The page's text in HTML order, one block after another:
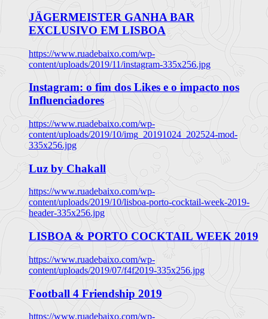
JÄGERMEISTER GANHA BAR
EXCLUSIVO EM LISBOA
https://www.ruadebaixo.com/wp-
content/uploads/2019/11/instagram-335x256.jpg
Instagram: o fim dos Likes e o impacto nos
Influenciadores
https://www.ruadebaixo.com/wp-
content/uploads/2019/10/img_20191024_202524-mod-
335x256.jpg
Luz by Chakall
https://www.ruadebaixo.com/wp-
content/uploads/2019/10/lisboa-porto-cocktail-week-2019-
header-335x256.jpg
LISBOA & PORTO COCKTAIL WEEK 2019
https://www.ruadebaixo.com/wp-
content/uploads/2019/07/f4f2019-335x256.jpg
Football 4 Friendship 2019
https://www.ruadebaixo.com/wp-